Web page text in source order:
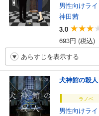
男性向けラ
神田茜
3.0
693円 (税込)
あらすじを表示する
犬神館の殺人
ラノベ
男性向けラ